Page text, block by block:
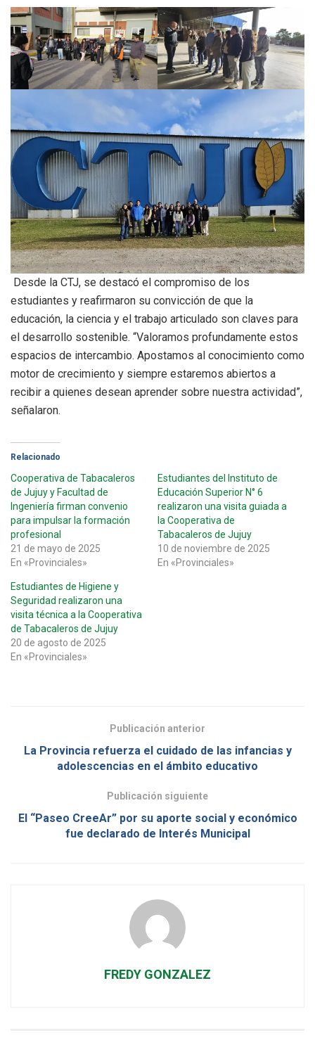
Desde la CTJ, se destacó el compromiso de los
estudiantes y reafirmaron su convicción de que la
educación, la ciencia y el trabajo articulado son claves para
el desarrollo sostenible. “Valoramos profundamente estos
espacios de intercambio. Apostamos al conocimiento como
motor de crecimiento y siempre estaremos abiertos a
recibir a quienes desean aprender sobre nuestra actividad”,
señalaron.
Relacionado
Cooperativa de Tabacaleros
de Jujuy y Facultad de
Ingeniería firman convenio
para impulsar la formación
profesional
21 de mayo de 2025
En «Provinciales»
Estudiantes del Instituto de
Educación Superior N° 6
realizaron una visita guiada a
la Cooperativa de
Tabacaleros de Jujuy
10 de noviembre de 2025
En «Provinciales»
Estudiantes de Higiene y
Seguridad realizaron una
visita técnica a la Cooperativa
de Tabacaleros de Jujuy
20 de agosto de 2025
En «Provinciales»
Publicación anterior
La Provincia refuerza el cuidado de las infancias y
adolescencias en el ámbito educativo
Publicación siguiente
El “Paseo CreeAr” por su aporte social y económico
fue declarado de Interés Municipal
FREDY GONZALEZ